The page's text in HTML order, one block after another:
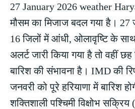
27 January 2026 weather
मौसम का मिजाज बदल गया है। 27
16 जिलों में आंधी, ओलावृष्टि के
अलर्ट जारी किया गया है तो वहीं
बारिश की संभावना है। IMD की
जनवरी को पूरे हरियाणा में बारिश
शक्तिशाली पश्चिमी विक्षोभ